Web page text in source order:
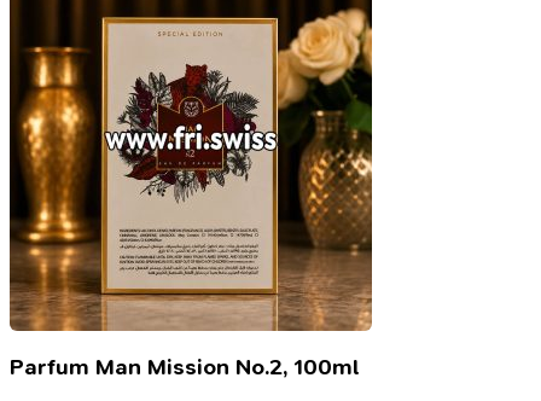
Parfum Man Mission No.2, 100ml